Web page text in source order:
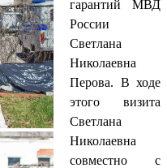
гарантий МВД
России
Светлана
Николаевна
Перова. В ходе
этого визита
Светлана
Николаевна
совместно с